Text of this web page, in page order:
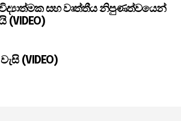
සහ වෘත්තීය නිපුණත්වයෙන්
(VIDEO)